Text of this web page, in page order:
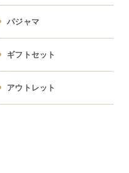
パジャマ
ギフトセット
アウトレット